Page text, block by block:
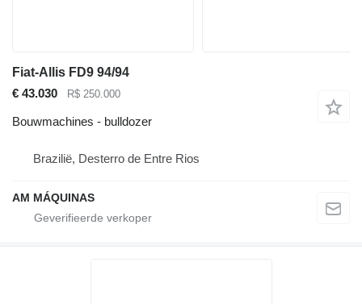
Fiat-Allis FD9 94/94
€ 43.030
R$ 250.000
Bouwmachines - bulldozer
Brazilië, Desterro de Entre Rios
AM MÁQUINAS